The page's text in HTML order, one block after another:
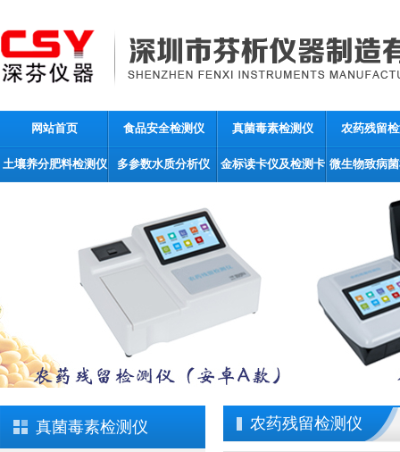
网站首页 食品安全检测仪 真菌毒素检测仪 农药残留
土壤养分肥料检测仪 多参数水质分析仪 金标读卡仪及检测卡 微生物致病
真菌毒素检测仪 农药残留检测仪